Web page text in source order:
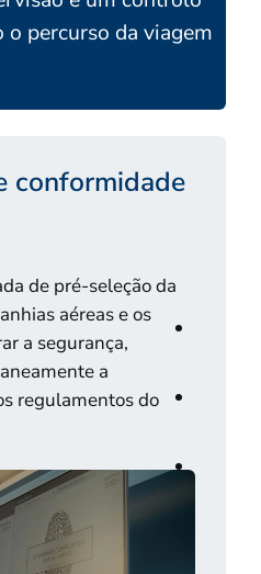
percurso da viagem
conformidade
de pré-seleção da
aéreas e os
a segurança,
a
regulamentos do